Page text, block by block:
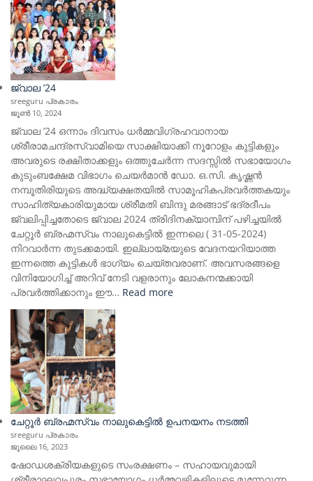
ജ്വാല ’24
sreeguru പ്രകാരം
ജൂൺ 10, 2024
ജ്വാല ’24 ഒന്നാം ദിവസം ധർമ്മവിഗ്രഹവാനായ
ശ്രീരാമചന്ദ്രസ്വാമിയെ സാക്ഷിയാക്കി നൂറോളം കുട്ടികളും
അവരുടെ രക്ഷിതാക്കളും ഒത്തുചേർന്ന സദസ്സിൽ സഭായോഗം
കുടുംബക്ഷേമ വിഭാഗം ചെയർമാൻ ഡോ. ഒ.സി. കൃഷ്ണൻ
നമ്പൂതിരിയുടെ അദ്ധ്യക്ഷതയിൽ സാമൂഹികപ്രവർത്തകയും
സാഹിത്യകാരിയുമായ ശ്രീമതി ബിന്ദു മരങ്ങാട് ഭദ്രദീപം
ജ്വലിപ്പിച്ചതോടെ ജ്വാല 2024 ത്രിദിനക്യാമ്പിന് പഴിച്ചയിൽ
ചേറ്റൂർ ബ്രഹ്മസ്വം നാലുകെട്ടിൽ ഇന്നലെ ( 31-05-2024)
നിറവാർന്ന തുടക്കമായി. ഇല്ലായ്മയുടെ വേദനയറിയാത്ത
ഇന്നത്തെ കുട്ടികൾ ഭാഗ്യം ചെയ്തവരാണ്. അവസരങ്ങളെ
വിനിയോഗിച്ച് അറിവ് നേടി വളരാനും ലോകനന്മക്കായി
പ്രവർത്തിക്കാനും ഈ… Read more:
ചേറ്റൂർ ബ്രഹ്മസ്വം നാലുകെട്ടിൽ ഉപനയനം നടത്തി
sreeguru പ്രകാരം
ജൂലൈ 16, 2023
ഷോഡശക്രിയകളുടെ സംരക്ഷണം – സഹായവുമായി